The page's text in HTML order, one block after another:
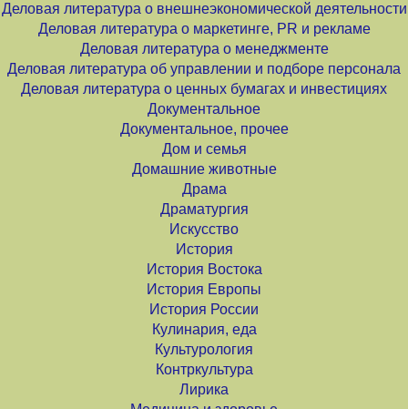
Деловая литература о внешнеэкономической деятельности
Деловая литература о маркетинге, PR и рекламе
Деловая литература о менеджменте
Деловая литература об управлении и подборе персонала
Деловая литература о ценных бумагах и инвестициях
Документальное
Документальное, прочее
Дом и семья
Домашние животные
Драма
Драматургия
Искусство
История
История Востока
История Европы
История России
Кулинария, еда
Культурология
Контркультура
Лирика